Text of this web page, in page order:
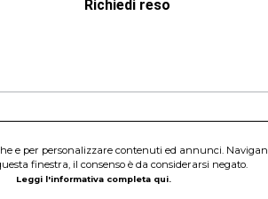
Richiedi reso
Scalo (RM)
Euro i.v. Iscritto al Registro delle Imprese
- Telefono:06.90095358
e per personalizzare contenuti ed annunci.
finestra, il consenso è da considerarsi negato.
Leggi l'informativa completa qui.